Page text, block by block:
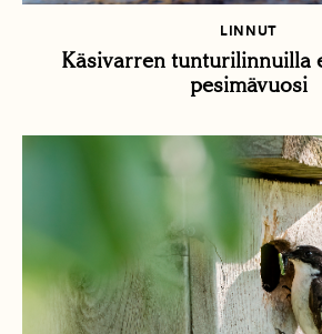
LINNUT
Käsivarren tunturilinnuilla
pesimävuosi